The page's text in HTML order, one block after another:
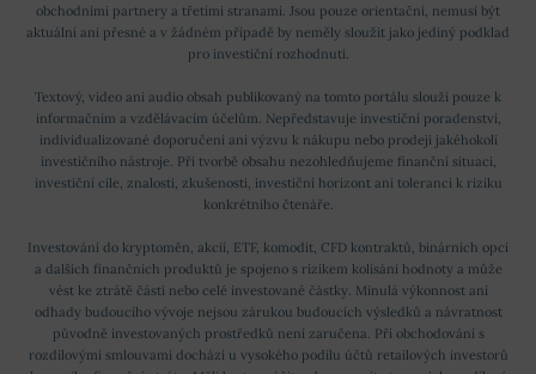
obchodními partnery a třetími stranami. Jsou pouze orientační, nemusí být
aktuální ani přesné a v žádném případě by neměly sloužit jako jediný podklad
pro investiční rozhodnutí.
Textový, video ani audio obsah publikovaný na tomto portálu slouží pouze k
informačním a vzdělávacím účelům. Nepředstavuje investiční poradenství,
individualizované doporučení ani výzvu k nákupu nebo prodeji jakéhokoli
investičního nástroje. Při tvorbě obsahu nezohledňujeme finanční situaci,
investiční cíle, znalosti, zkušenosti, investiční horizont ani toleranci k riziku
konkrétního čtenáře.
Investování do kryptoměn, akcií, ETF, komodit, CFD kontraktů, binárních opcí
a dalších finančních produktů je spojeno s rizikem kolísání hodnoty a může
vést ke ztrátě části nebo celé investované částky. Minulá výkonnost ani
odhady budoucího vývoje nejsou zárukou budoucích výsledků a návratnost
původně investovaných prostředků není zaručena. Při obchodování s
rozdílovými smlouvami dochází u vysokého podílu účtů retailových investorů